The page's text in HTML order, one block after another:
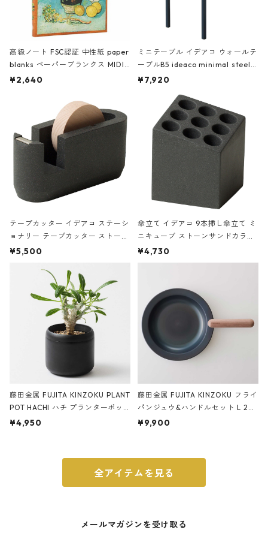
高級ノート FSC認証 中性紙 paper
blanks ペーパーブランクス MIDI
ハードカバー 罫線 ヴァン・ゴッホ
¥2,640
ミニテーブル イデアコ ウォールテ
ーブルB5 ideaco minimal steel f
urniture WALL Table B5 ネイビー
¥7,920
テープカッター イデアコ ステーシ
ョナリー テープカッター ストーン
サンドカラー 石調 ideaco Station
¥5,500
傘立て イデアコ 9本挿し傘立て ミ
ニキューブ ストーンサンドカラー
石調 ideaco Umbrella Stand CUB
E ストーンサンドブラック
¥4,730
藤田金属 FUJITA KINZOKU PLANT
POT HACHI ハチ プランターポッ
ト 3号 ブラック
¥4,950
藤田金属 FUJITA KINZOKU フライ
パンジュウ&ハンドルセット L 24c
m ガス火・IH対応 鉄フライパン
¥9,900
全アイテムを見る
メールマガジンを受け取る